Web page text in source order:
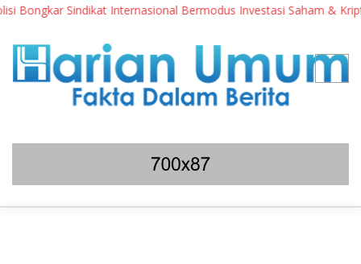
Internasional Bermodus Investasi Saham & Kripto